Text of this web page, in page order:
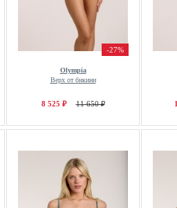
-27%
Olympia
Верх от бикини
8 525 ₽ 11 650 ₽